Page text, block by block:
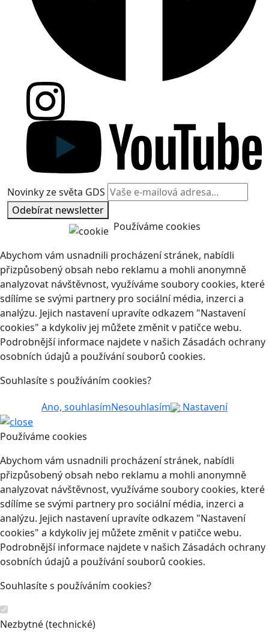
Novinky ze světa GDS
Odebírat newsletter
Používáme cookies
Abychom vám usnadnili procházení stránek, nabídli
přizpůsobený obsah nebo reklamu a mohli anonymně
analyzovat návštěvnost, využíváme soubory cookies, které
sdílíme se svými partnery pro sociální média, inzerci a
analýzu. Jejich nastavení upravíte odkazem "Nastavení
cookies" a kdykoliv jej můžete změnit v patičce webu.
Podrobnější informace najdete v našich Zásadách ochrany
osobních údajů a používání souborů cookies.
Souhlasíte s používáním cookies?
Ano, souhlasímNesouhlasím Nastavení
Používáme cookies
Abychom vám usnadnili procházení stránek, nabídli
přizpůsobený obsah nebo reklamu a mohli anonymně
analyzovat návštěvnost, využíváme soubory cookies, které
sdílíme se svými partnery pro sociální média, inzerci a
analýzu. Jejich nastavení upravíte odkazem "Nastavení
cookies" a kdykoliv jej můžete změnit v patičce webu.
Podrobnější informace najdete v našich Zásadách ochrany
osobních údajů a používání souborů cookies.
Souhlasíte s používáním cookies?
Nezbytné (technické)